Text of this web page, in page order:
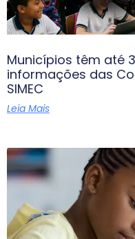
Municípios têm até
informações das
SIMEC
Leia Mais